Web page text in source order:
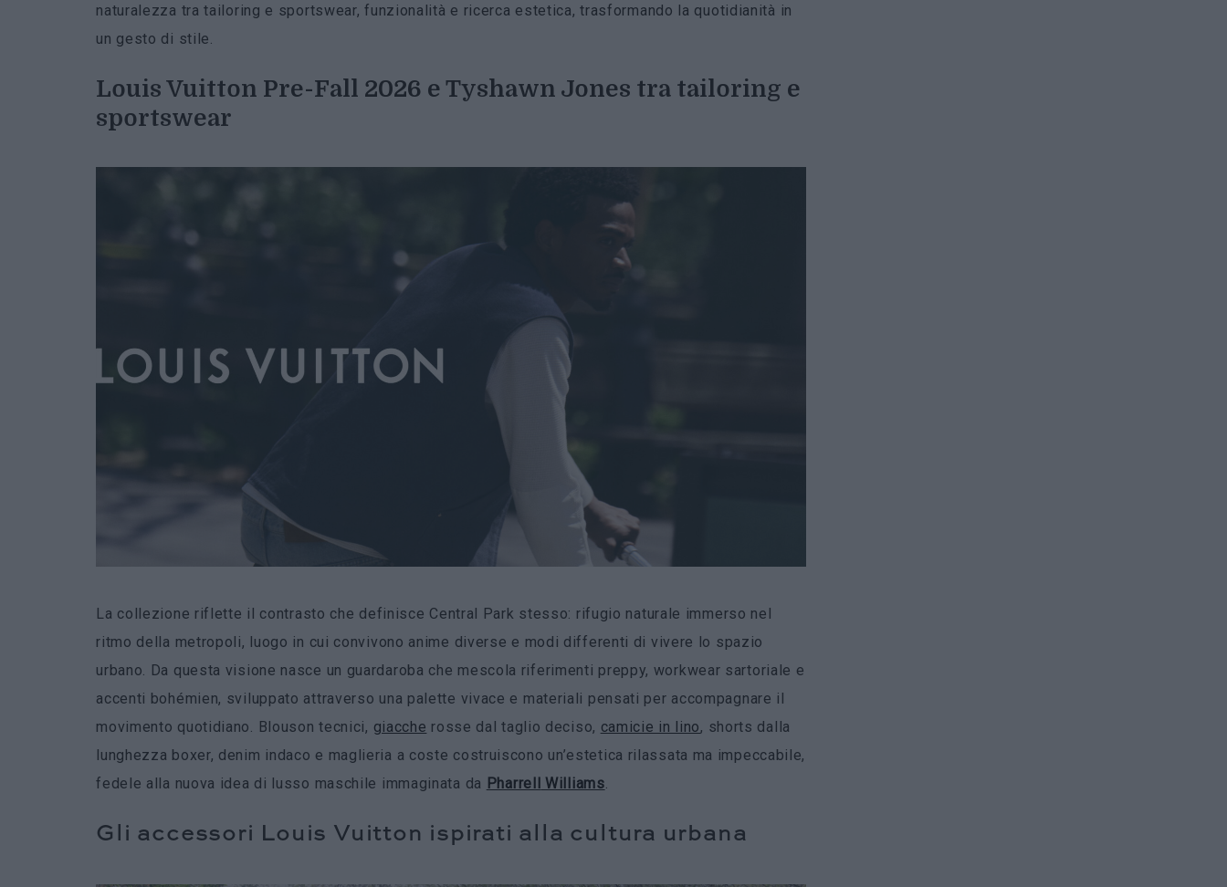
naturalezza tra tailoring e sportswear, funzionalità e ricerca estetica, trasformando la quotidianità in
un gesto di stile.
Louis Vuitton Pre-Fall 2026 eTyshawn Jones tra tailoring e
sportswear
La collezione riflette il contrasto che definisce Central Park stesso: rifugio naturale immerso nel
ritmo della metropoli, luogo in cui convivono anime diverse e modi differenti di vivere lo spazio
urbano. Da questa visione nasce un guardaroba che mescola riferimenti preppy, workwear sartoriale e
accenti bohémien, sviluppato attraverso una palette vivace e materiali pensati per accompagnare il
movimento quotidiano. Blouson tecnici, giacche rosse dal taglio deciso, camicie in lino, shorts dalla
lunghezza boxer, denim indaco e maglieria a coste costruiscono un’estetica rilassata ma impeccabile,
fedele alla nuova idea di lusso maschile immaginata da Pharrell Williams.
Gli accessori Louis Vuitton ispirati alla cultura urbana